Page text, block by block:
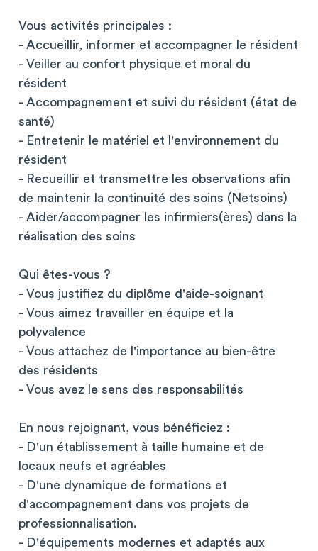
Vous activités principales :
- Accueillir, informer et accompagner le résident
- Veiller au confort physique et moral du
résident
- Accompagnement et suivi du résident (état de
santé)
- Entretenir le matériel et l'environnement du
résident
- Recueillir et transmettre les observations afin
de maintenir la continuité des soins (Netsoins)
- Aider/accompagner les infirmiers(ères) dans la
réalisation des soins
Qui êtes-vous ?
- Vous justifiez du diplôme d'aide-soignant
- Vous aimez travailler en équipe et la
polyvalence
- Vous attachez de l'importance au bien-être
des résidents
- Vous avez le sens des responsabilités
En nous rejoignant, vous bénéficiez :
- D'un établissement à taille humaine et de
locaux neufs et agréables
- D'une dynamique de formations et
d'accompagnement dans vos projets de
professionnalisation.
- D'équipements modernes et adaptés aux